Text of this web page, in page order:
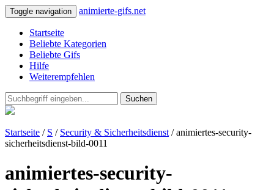
Toggle navigation animierte-gifs.net
Startseite
Beliebte Kategorien
Beliebte Gifs
Hilfe
Weiterempfehlen
Suchen
Startseite / S / Security & Sicherheitsdienst / animiertes-security-
sicherheitsdienst-bild-0011
animiertes-security-